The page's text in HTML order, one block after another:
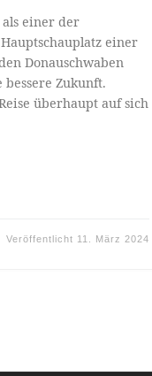
als einer der
einer
Donauschwaben
Zukunft.
überhaupt auf sich
Veröffentlicht 11. März 2024